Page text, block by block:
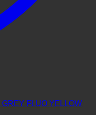
FLUO YELLOW